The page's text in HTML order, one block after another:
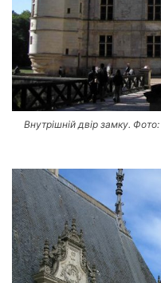
Внутрішній двір замку. Фото: